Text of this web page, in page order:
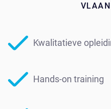
Kwalitatieve
Hands-on training